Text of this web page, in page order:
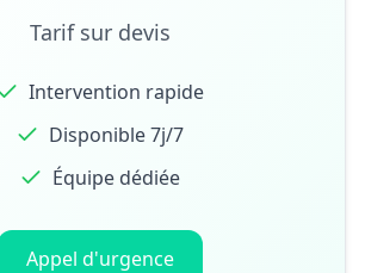
Tarif sur devis
Intervention rapide
Disponible 7j/7
Équipe dédiée
Appel d'urgence